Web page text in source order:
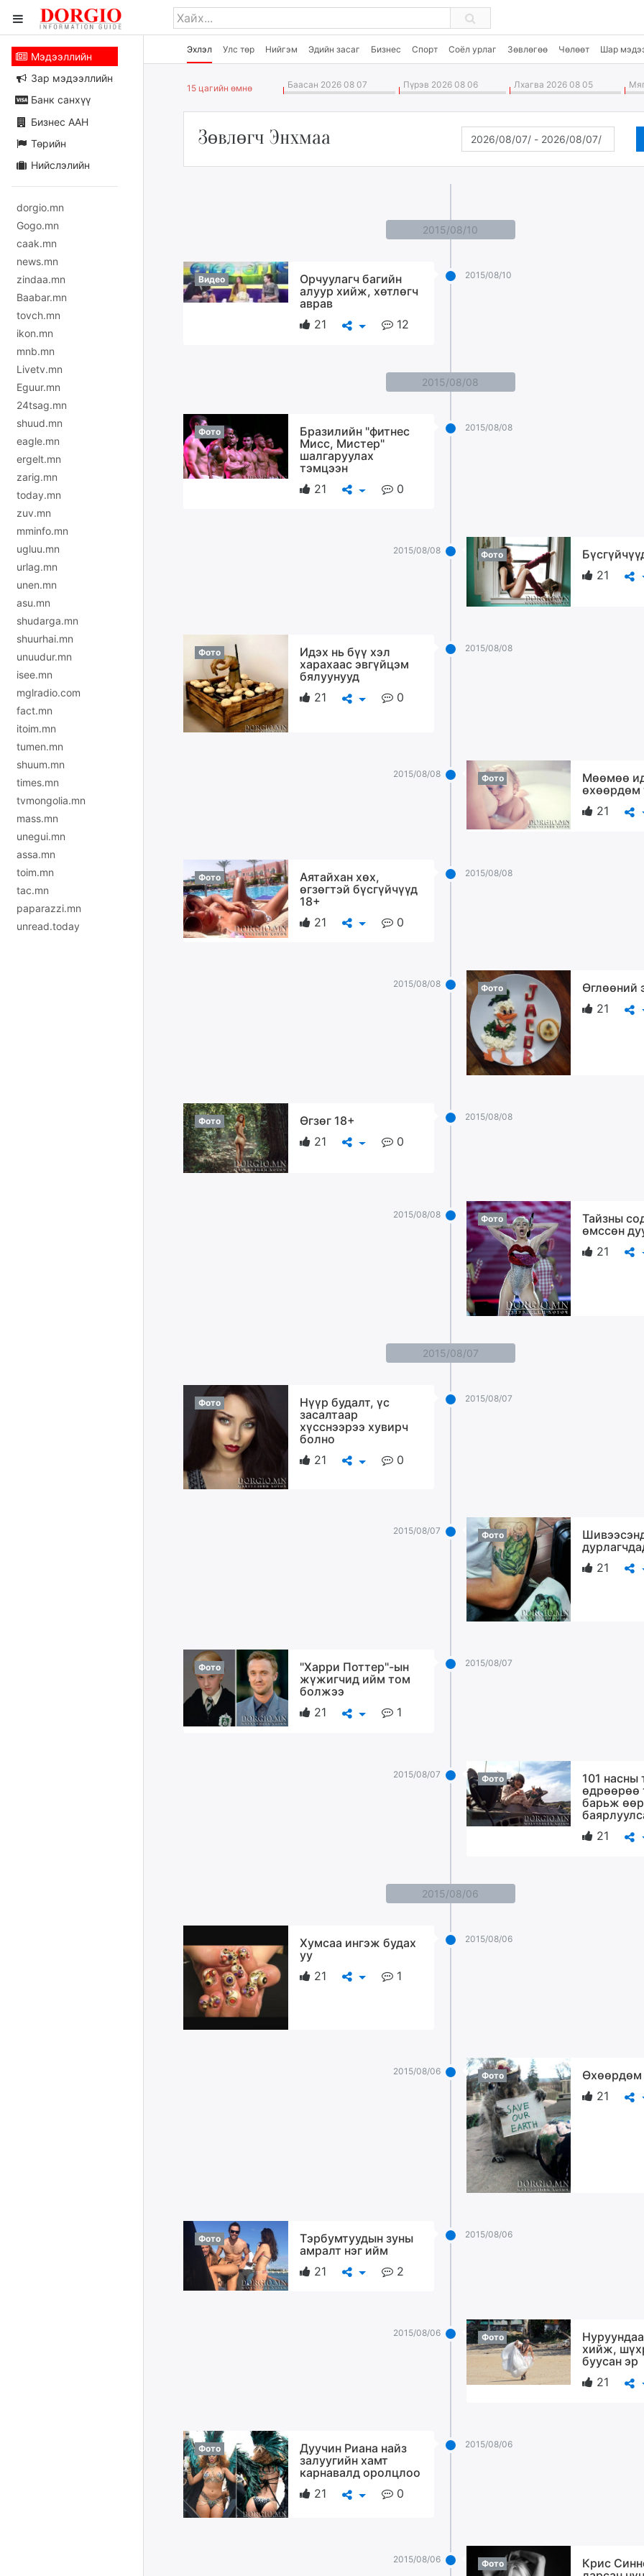
Эхлэл Улс төр Нийгэм Эдийн засаг Бизнес Спорт Соёл урлаг Зөвлөгөө Чөлөөт Шар
Мэдээллийн
Зар мэдээллийн
Банк санхүү
Бизнес ААН
Төрийн
Нийслэлийн
dorgio.mn
Gogo.mn
caak.mn
news.mn
zindaa.mn
Baabar.mn
tovch.mn
ikon.mn
mnb.mn
Livetv.mn
Eguur.mn
24tsag.mn
shuud.mn
eagle.mn
ergelt.mn
zarig.mn
today.mn
zuv.mn
mminfo.mn
ugluu.mn
urlag.mn
unen.mn
asu.mn
shudarga.mn
shuurhai.mn
unuudur.mn
isee.mn
mglradio.com
fact.mn
itoim.mn
tumen.mn
shuum.mn
times.mn
tvmongolia.mn
mass.mn
unegui.mn
assa.mn
toim.mn
tac.mn
paparazzi.mn
unread.today
15 цагийн өмнө Баасан 2026 08 07 Пүрэв 2026 08 06 Лхагва 2026 08 05
Зөвлөгч Энхмаа
2015/08/10
2015/08/10
Видео
Орчуулагч багийн
алуур хийж, хөтлөгч
аврав
21
12
2015/08/08
2015/08/08
Фото
Бразилийн "фитнес
Мисс, Мистер"
шалгаруулах
тэмцээн
21
0
2015/08/08 Фото
21
2015/08/08
Фото
Идэх нь бүү хэл
харахаас эвгүйцэм
бялуунууд
21
0
2015/08/08 Фото
Мөөмөө
өхөөрдөм
21
2015/08/08
Фото
Аятайхан хөх,
өгзөгтэй бүсгүйчүүд
18+
21
0
2015/08/08 Фото
Өглөөний
21
2015/08/08
Фото
Өгзөг 18+
21
0
2015/08/08 Фото
Тайзны
өмссөн
21
2015/08/07
2015/08/07
Фото
Нүүр будалт, үс
засалтаар
хүсснээрээ хувирч
болно
21
0
2015/08/07 Фото
21
2015/08/07
Фото
"Харри Поттер"-ын
жүжигчид ийм том
болжээ
21
1
2015/08/07 Фото
101 насны
өдрөөрөө
барьж
21
2015/08/06
2015/08/06
Хумсаа ингэж будах
уу
21
1
2015/08/06 Фото
Өхөөрдөм
21
2015/08/06
Фото
Тэрбумтуудын зуны
амралт нэг ийм
21
2
2015/08/06 Фото
хийж,
буусан эр
21
2015/08/06
Фото
Дуучин Риана найз
залуугийн хамт
карнавалд оролцлоо
21
0
2015/08/06 Фото
Крис